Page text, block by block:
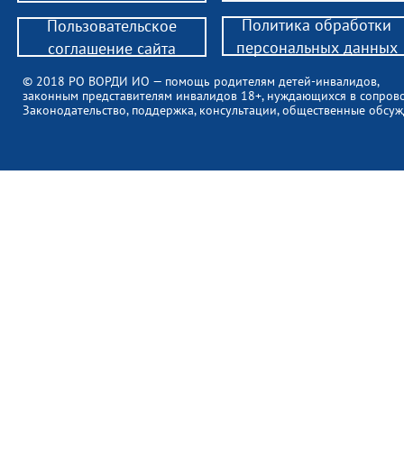
© 2018 РО ВОРДИ ИО — помощь родителям детей-инвалидов,
законным представителям инвалидов 18+, нуждающихся в
Законодательство, поддержка, консультации, общественные
Пользовательское
соглашение сайта
Политика обработки
персональных данных